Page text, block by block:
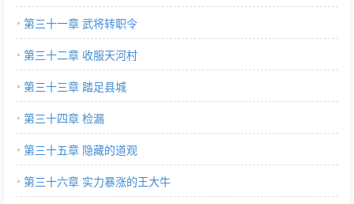
第三十一章 武将转职令
第三十二章 收服天河村
第三十三章 踏足县城
第三十四章 检漏
第三十五章 隐藏的道观
第三十六章 实力暴涨的王大牛